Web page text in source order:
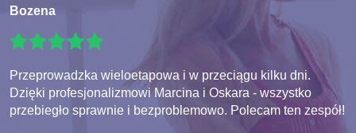
Bozena
Przeprowadzka wieloetapowa i w przeciągu kilku dni.
Dzięki profesjonalizmowi Marcina i Oskara - wszystko
przebiegło sprawnie i bezproblemowo. Polecam ten zespół!